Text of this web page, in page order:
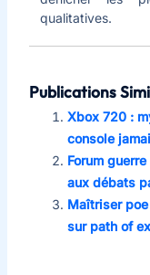
qualitatives.
Publications
Xbox 720 :
console
Forum
aux débats
Maîtriser
sur path of